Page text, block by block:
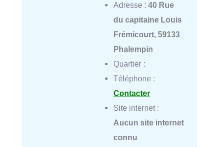
Adresse : 40 Rue
du capitaine Louis
Frémicourt, 59133
Phalempin
Quartier :
Téléphone :
Contacter
Site internet :
Aucun site internet
connu